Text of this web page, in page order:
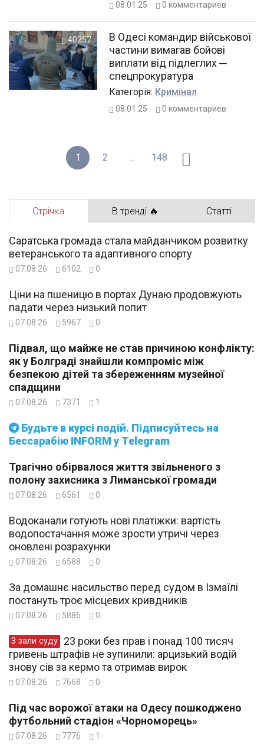
08.01.25 0 комментариев
40257
В Одесі командир військової
частини вимагав бойові
виплати від підлеглих ─
спецпрокуратура
Категорiя: Кримінал
08.01.25 0 комментариев
1 2 … 148
Стрічка В тренді 🔥 Статті
Будьте в курсі подій. Підписуйтесь на
Бессарабію INFORM у Telegram
Саратська громада стала майданчиком розвитку
ветеранського та адаптивного спорту
07.08.26 6102 0
Ціни на пшеницю в портах Дунаю продовжують
падати через низький попит
07.08.26 5967 0
Підвал, що майже не став причиною конфлікту:
як у Болграді знайшли компроміс між
безпекою дітей та збереженням музейної
спадщини
07.08.26 7371 1
Трагічно обірвалося життя звільненого з
полону захисника з Лиманської громади
07.08.26 6561 0
Водоканали готують нові платіжки: вартість
водопостачання може зрости утричі через
оновлені розрахунки
07.08.26 6588 0
За домашнє насильство перед судом в Ізмаїлі
постануть троє місцевих кривдників
07.08.26 5886 0
З зали суду
гривень штрафів не зупинили: арцизький водій
знову сів за кермо та отримав вирок
07.08.26 7668 0
Під час ворожої атаки на Одесу пошкоджено
футбольний стадіон «Чорноморець»
07.08.26 7776 1